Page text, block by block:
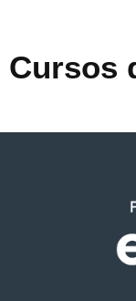
Cursos